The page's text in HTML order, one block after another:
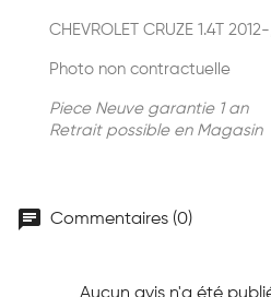
CHEVROLET CRUZE 1.4T
Photo non contractuelle
Piece Neuve garantie 1 an
Retrait possible en Magasin
chat Commentaires (0)